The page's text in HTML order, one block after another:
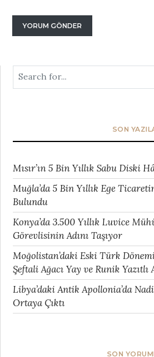
SON
Mısır’ın 5 Bin Yıllık Sabu Diski
Muğla’da 5 Bin Yıllık Ege
Bulundu
Konya’da 3.500 Yıllık Luvice
Görevlisinin Adını Taşıyor
Moğolistan’daki Eski Türk
Şeftali Ağacı Yay ve Runik Yazıtlı
Libya’daki Antik Apollonia’da
Ortaya Çıktı
SON